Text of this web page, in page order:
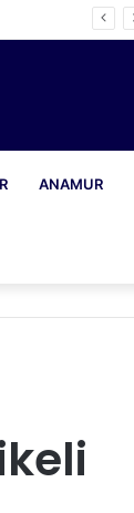
ANAMUR